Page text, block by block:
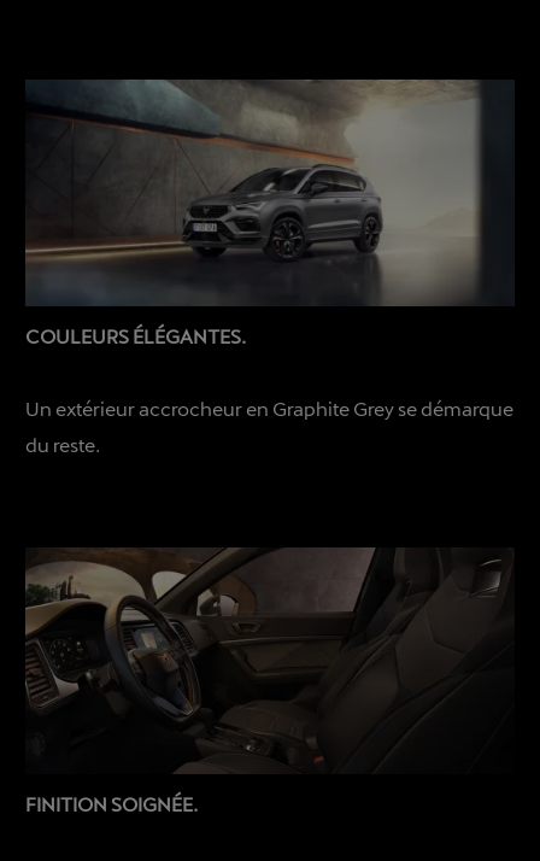
COULEURS ÉLÉGANTES.
Un extérieur accrocheur en Graphite Grey se démarque
du reste.
FINITION SOIGNÉE.